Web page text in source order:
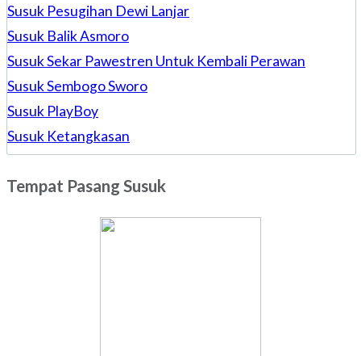
Susuk Pesugihan Dewi Lanjar
Susuk Balik Asmoro
Susuk Sekar Pawestren Untuk Kembali Perawan
Susuk Sembogo Sworo
Susuk PlayBoy
Susuk Ketangkasan
Tempat Pasang Susuk